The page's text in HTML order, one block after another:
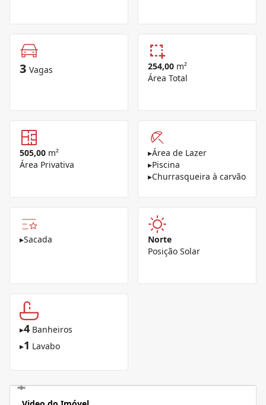
3 Vagas 254,00 m²
Área Total
505,00 m²
Área Privativa
▸Área de Lazer
▸Piscina
▸Churrasqueira à carvão
▸Sacada
Norte
Posição Solar
▸4 Banheiros
▸1 Lavabo